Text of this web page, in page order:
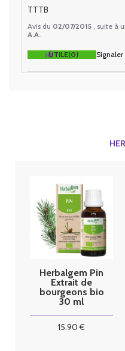
TTTB
Avis du 02/07/2015 , suite à
A.A.
UTILE(0) Signaler
Herbalgem Pin
Extrait de
bourgeons bio
30 ml
15.90 €